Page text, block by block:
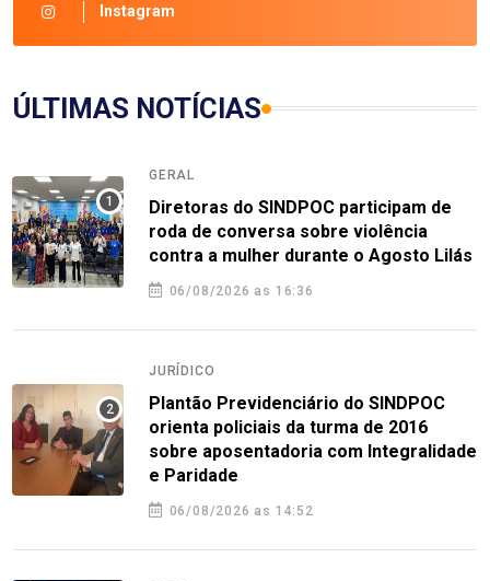
Instagram
ÚLTIMAS NOTÍCIAS
GERAL
Diretoras do SINDPOC participam de
roda de conversa sobre violência
contra a mulher durante o Agosto Lilás
06/08/2026 as 16:36
JURÍDICO
Plantão Previdenciário do SINDPOC
orienta policiais da turma de 2016
sobre aposentadoria com Integralidade
e Paridade
06/08/2026 as 14:52